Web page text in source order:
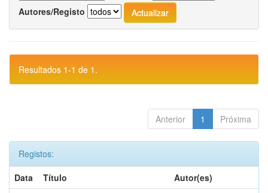
Autores/Registo
Resultados 1-1 de 1.
Anterior 1 Próxima
Registos:
Data
Título
Autor(es)